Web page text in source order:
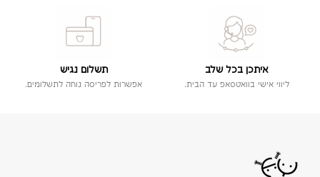
איתכן בכל שלב
ליווי אישי בוואטסאפ עד הבית.
תשלום נגיש
אפשרות לפריסה נוחה לתשלומים.